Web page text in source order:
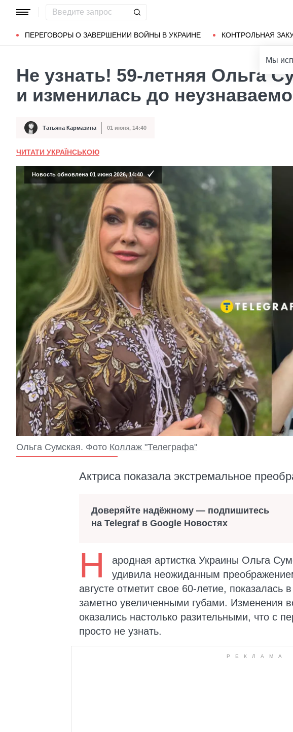
ПЕРЕГОВОРЫ О ЗАВЕРШЕНИИ ВОЙНЫ В УКРАИНЕ КОНТРОЛЬНАЯ
Популярные запросы Мариуполь
Мы
Не узнать! 59-летняя Ольга
и изменилась до
Автор Татьяна Кармазина
Дата публикации 01 июня, 14:40
ЧИТАТИ УКРАЇНСЬКОЮ
Новость обновлена 01 июня 2026, 14:40
Ольга Сумская. Фото Коллаж "Телеграфа"
Актриса показала экстремальное
Доверяйте надёжному — подпишитесь
на Telegraf в Google Новостях
Н
ародная артистка Украины Ольга
удивила неожиданным
августе отметит свое 60-летие, показалась в
заметно увеличенными губами. Изменения
оказались настолько разительными, что с
просто не узнать.